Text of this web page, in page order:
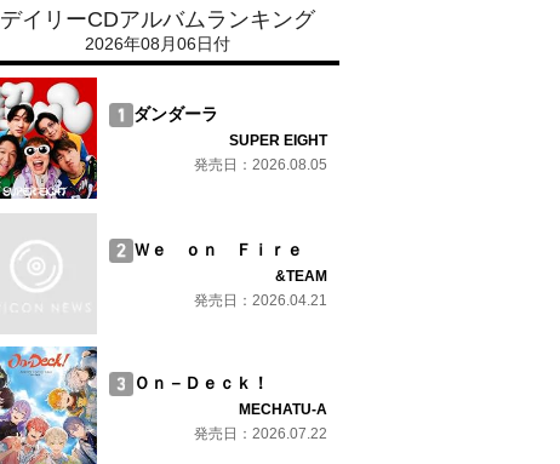
デイリーCDアルバムランキング
2026年08月06日付
ダンダーラ
SUPER EIGHT
発売日：2026.08.05
Ｗｅ ｏｎ Ｆｉｒｅ
&TEAM
発売日：2026.04.21
Ｏｎ－Ｄｅｃｋ！
MECHATU-A
発売日：2026.07.22